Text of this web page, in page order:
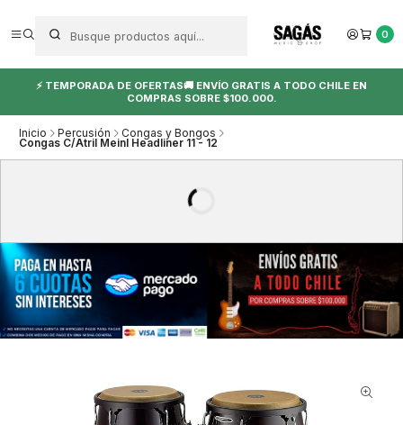
0
⚡ TEMPORADA DE OFERTAS🚚 ENVÍO GRATIS A TODO CHILE EN
COMPRAS SOBRE $100.000.
Inicio Percusión Congas y Bongos
Congas C/Atril Meinl Headliner 11 - 12